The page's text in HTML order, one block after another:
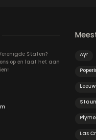
Staten?
op en laat het aan
Ayr
Las